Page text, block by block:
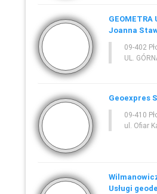
Joanna
09-402
UL.
Geoexpres
09-410
ul. Ofiar
Usługi